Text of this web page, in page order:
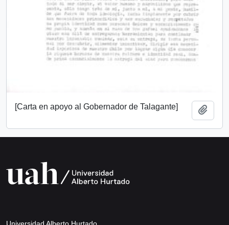
[Carta en apoyo al Gobernador de Talagante]
Universidad Alberto Hurtado